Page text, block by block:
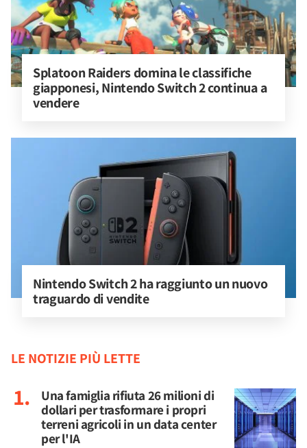
Splatoon Raiders domina le classifiche
giapponesi, Nintendo Switch 2 continua a
vendere
Nintendo Switch 2 ha raggiunto un nuovo
traguardo di vendite
LE NOTIZIE PIÙ LETTE
Una famiglia rifiuta 26 milioni di
dollari per trasformare i propri
terreni agricoli in un data center
per l'IA